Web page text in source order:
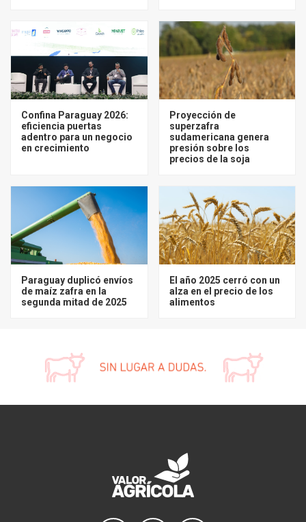
Confina Paraguay 2026:
eficiencia puertas
adentro para un negocio
en crecimiento
Proyección de
superzafra
sudamericana genera
presión sobre los
precios de la soja
Paraguay duplicó envíos
de maíz zafra en la
segunda mitad de 2025
El año 2025 cerró con un
alza en el precio de los
alimentos